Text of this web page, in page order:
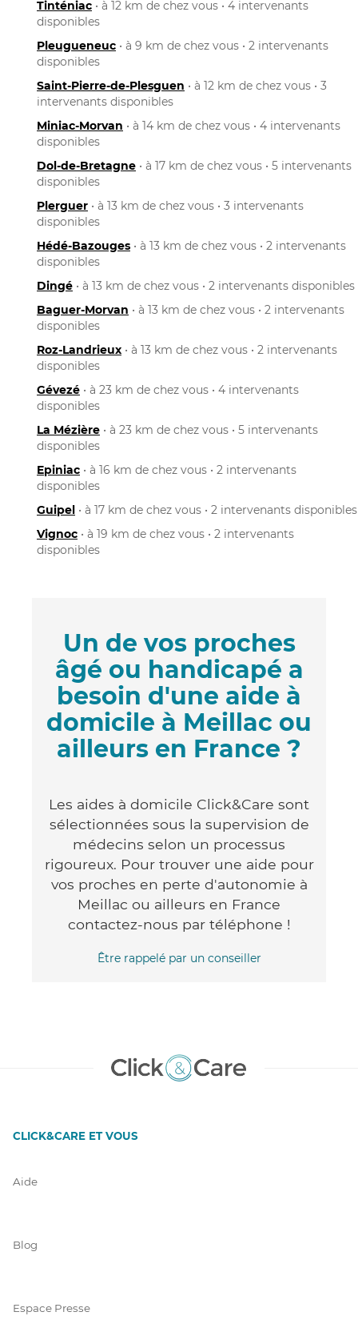
Tinténiac • à 12 km de chez vous • 4 intervenants
disponibles
Pleugueneuc • à 9 km de chez vous • 2 intervenants
disponibles
Saint-Pierre-de-Plesguen • à 12 km de chez vous • 3
intervenants disponibles
Miniac-Morvan • à 14 km de chez vous • 4 intervenants
disponibles
Dol-de-Bretagne • à 17 km de chez vous • 5 intervenants
disponibles
Plerguer • à 13 km de chez vous • 3 intervenants
disponibles
Hédé-Bazouges • à 13 km de chez vous • 2 intervenants
disponibles
Dingé • à 13 km de chez vous • 2 intervenants disponibles
Baguer-Morvan • à 13 km de chez vous • 2 intervenants
disponibles
Roz-Landrieux • à 13 km de chez vous • 2 intervenants
disponibles
Gévezé • à 23 km de chez vous • 4 intervenants
disponibles
La Mézière • à 23 km de chez vous • 5 intervenants
disponibles
Epiniac • à 16 km de chez vous • 2 intervenants
disponibles
Guipel • à 17 km de chez vous • 2 intervenants disponibles
Vignoc • à 19 km de chez vous • 2 intervenants
disponibles
Un de vos proches
âgé ou handicapé a
besoin d'une aide à
domicile à Meillac ou
ailleurs en France ?
Les aides à domicile Click&Care sont
sélectionnées sous la supervision de
médecins selon un processus
rigoureux. Pour trouver une aide pour
vos proches en perte d'autonomie à
Meillac ou ailleurs en France
contactez-nous par téléphone !
Être rappelé par un conseiller
CLICK&CARE ET VOUS
Aide
Blog
Espace Presse